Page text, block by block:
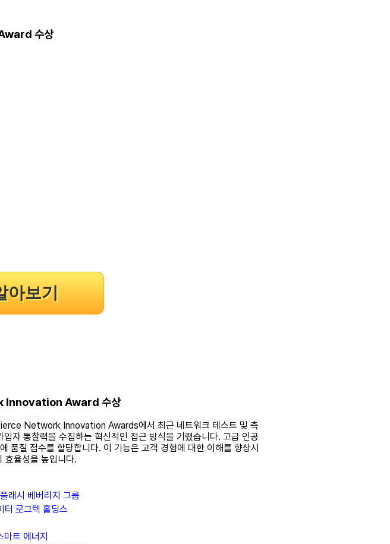
수상
아보기
Innovation Award 수상
Network Innovation Awards에서 최근 네트워크 테스트 및 측
통찰력을 수집하는 혁신적인 접근 방식을 기렸습니다. 고급 인공
질 점수를 할당합니다. 이 기능은 고객 경험에 대한 이해를 향상시
효율성을 높입니다.
래시 베버리지 그룹
터 로그텍 홀딩스
트 에너지